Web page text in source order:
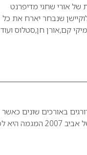
מופת של אורי שחגי מדיפרנט
שנבחר יארח את כל
קם,אורן חן,סטלוס ועוד
באורכים שונים כאשר
הבלונד הטהור והבהיר על כל גווניו בשיער היה פופולארי. בפתחו של